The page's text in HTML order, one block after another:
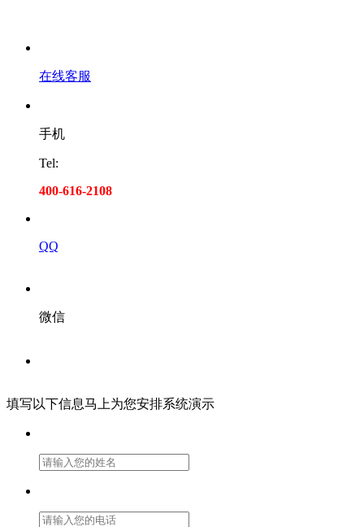
在线客服
手机
Tel:
400-616-2108
QQ
微信
填写以下信息马上为您安排系统演示